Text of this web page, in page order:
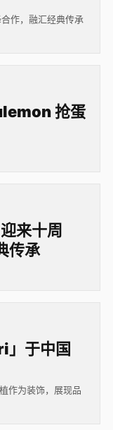
作，融汇经典传承
抢蛋
来十周
传承
」于中国
作为装饰，展现品